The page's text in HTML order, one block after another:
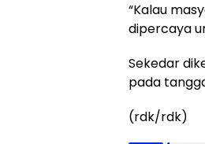
“Kalau
dipercaya
Sekedar
pada
(rdk/rdk)